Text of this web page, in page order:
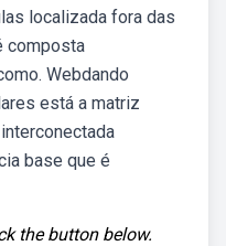
localizada fora das
composta
Webdando
está a matriz
base que é
the button below.